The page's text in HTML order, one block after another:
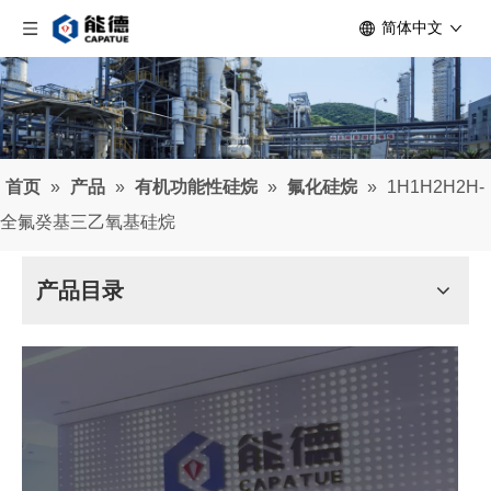
简体中文
首页 » 产品 » 有机功能性硅烷 » 氟化硅烷 » 1H1H2H2H-
全氟癸基三乙氧基硅烷
产品目录